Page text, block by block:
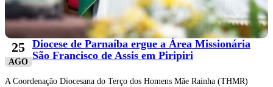
25
AGO
Diocese de Parnaíba ergue a Área Missionária
São Francisco de Assis em Piripiri
A Coordenação Diocesana do Terço dos Homens Mãe Rainha (THMR)